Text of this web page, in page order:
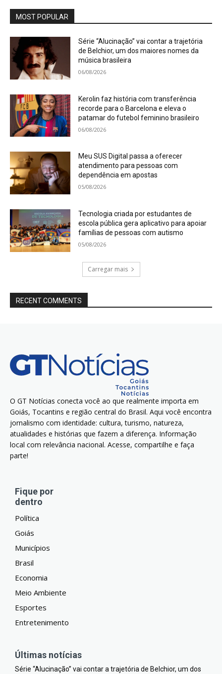
MOST POPULAR
Série “Alucinação” vai contar a trajetória
de Belchior, um dos maiores nomes da
música brasileira
06/08/2026
Kerolin faz história com transferência
recorde para o Barcelona e eleva o
patamar do futebol feminino brasileiro
06/08/2026
Meu SUS Digital passa a oferecer
atendimento para pessoas com
dependência em apostas
05/08/2026
Tecnologia criada por estudantes de
escola pública gera aplicativo para apoiar
famílias de pessoas com autismo
05/08/2026
Carregar mais
RECENT COMMENTS
O GT Notícias conecta você ao que realmente importa em
Goiás, Tocantins e região central do Brasil. Aqui você encontra
jornalismo com identidade: cultura, turismo, natureza,
atualidades e histórias que fazem a diferença. Informação
local com relevância nacional. Acesse, compartilhe e faça
parte!
Fique por
dentro
Política
Goiás
Municípios
Brasil
Economia
Meio Ambiente
Esportes
Entretenimento
Últimas notícias
Série “Alucinação” vai contar a trajetória de Belchior, um dos